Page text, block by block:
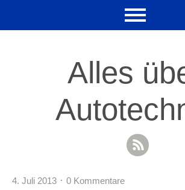
Alles
RSS
4. Juli 2013 0 Kommentare